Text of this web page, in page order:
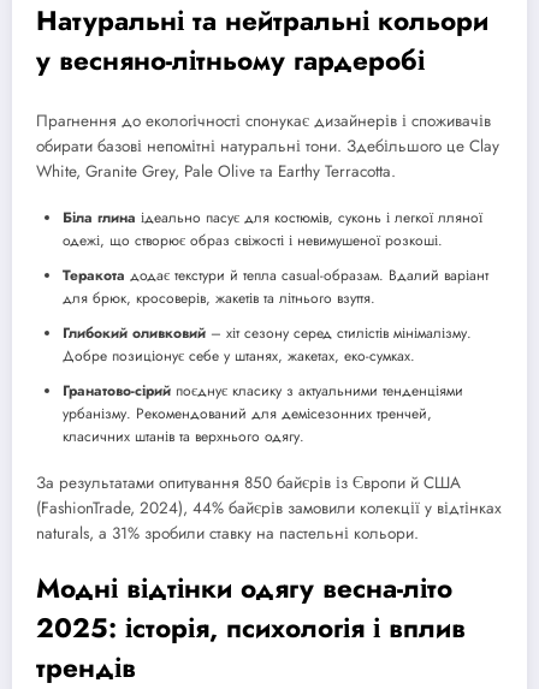
Натуральні та нейтральні кольори
у весняно-літньому гардеробі
Прагнення до екологічності спонукає дизайнерів і споживачів
обирати базові непомітні натуральні тони. Здебільшого це Clay
White, Granite Grey, Pale Olive та Earthy Terracotta.
Біла глина ідеально пасує для костюмів, суконь і легкої лляної
одежі, що створює образ свіжості і невимушеної розкоші.
Теракота додає текстури й тепла casual-образам. Вдалий варіант
для брюк, кросоверів, жакетів та літнього взуття.
Глибокий оливковий – хіт сезону серед стилістів мінімалізму.
Добре позиціонує себе у штанях, жакетах, еко-сумках.
Гранатово-сірий поєднує класику з актуальними тенденціями
урбанізму. Рекомендований для демісезонних тренчей,
класичних штанів та верхнього одягу.
За результатами опитування 850 байєрів із Європи й США
(FashionTrade, 2024), 44% байєрів замовили колекції у відтінках
naturals, а 31% зробили ставку на пастельні кольори.
Модні відтінки одягу весна-літо
2025: історія, психологія і вплив
трендів